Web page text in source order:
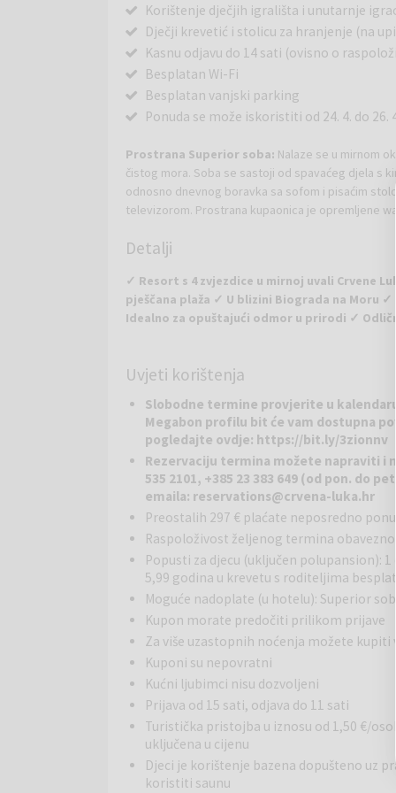
Korištenje dječjih igrališta i unutarnje
Dječji krevetić i stolicu za hranjenje (na
Kasnu odjavu do 14 sati (ovisno o
Besplatan Wi-Fi
Besplatan vanjski parking
Ponuda se može iskoristiti od 24. 4. do 26.
Prostrana Superior soba: Nalaze se u mirnom
čistog mora. Soba se sastoji od spavaćeg djela s
odnosno dnevnog boravka sa sofom i pisaćim
televizorom. Prostrana kupaonica je opremljene
balkon te je opremljena suvremenom
Detalji
✓ Resort s 4 zvjezdice u mirnoj uvali Crvene
pješčana plaža ✓ U blizini Biograda na Moru
Idealno za opuštajući odmor u prirodi ✓
nalazi se u slikovitoj uvali
Resort s četiri zvjezdice smješten je u netaknuto
kristalno čistim morem. Cijeli kompleks prostire
apartmanima i vilama. Resort je obnovljen s
privatnost, prirodu i udobnost.
Wellness:U wellness & spa centru gosti se mogu
raspolaganju su različite opuštajuće i njegujuće
odmaku od svakodnevnog stresa.
Bazeni:Gostima su na raspolaganju unutarnji i
tijekom cijele godine, ovisno o vremenskim
Restorani:U sklopu resorta djeluje više
talijanskom restoranu i pizzeriji Mamma Rosa te u
Za aktivno provođenje
Gostima su na raspolaganju unutarnji i vanjski
djecu i odrasle (ovisno o sezoni). Dostupni su i
ribolova na obližnjem Vranskome jezeru.
Okolica:Resort se nalazi u mirnoj pješčanoj uvali
ugodnu hladovinu i savršenu kulisu za opuštanje
istraživanje prirode, a u blizini se nalazi i grad
Uvjeti korištenja
Slobodne termine provjerite u
Megabon profilu bit će vam dostupna
pogledajte ovdje: https://bit.ly/3zionnv
Rezervaciju termina možete napraviti i
535 2101, +385 23 383 649 (od pon. do
emaila: reservations@crvena-luka.hr
Preostalih 297 € plaćate neposredno
Raspoloživost željenog termina
Popusti za djecu (uključen polupansion):
5,99 godina u krevetu s roditeljima
Moguće nadoplate (u hotelu): Superior
Kupon morate predočiti prilikom prijave
Za više uzastopnih noćenja možete kupiti
Kuponi su nepovratni
Kućni ljubimci nisu dozvoljeni
Prijava od 15 sati, odjava do 11 sati
Turistička pristojba u iznosu od 1,50 €/
uključena u cijenu
Djeci je korištenje bazena dopušteno uz
koristiti saunu